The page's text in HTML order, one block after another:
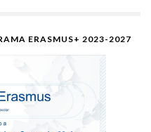
ERASMUS+ 2023-2027